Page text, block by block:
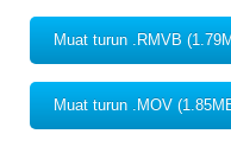
Muat turun .RMVB
Muat turun .MOV